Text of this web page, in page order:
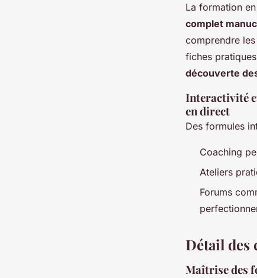
La formation
complet
comprendre
fiches
découverte
Interactivité
en direct
Des formules
Coaching
Ateliers
Forums
Détail des
Maîtrise des